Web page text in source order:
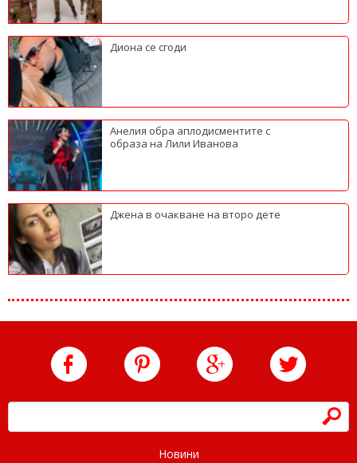
Диона се сгоди
Анелия обра аплодисментите с
образа на Лили Иванова
Джена в очакване на второ дете
h
Новини